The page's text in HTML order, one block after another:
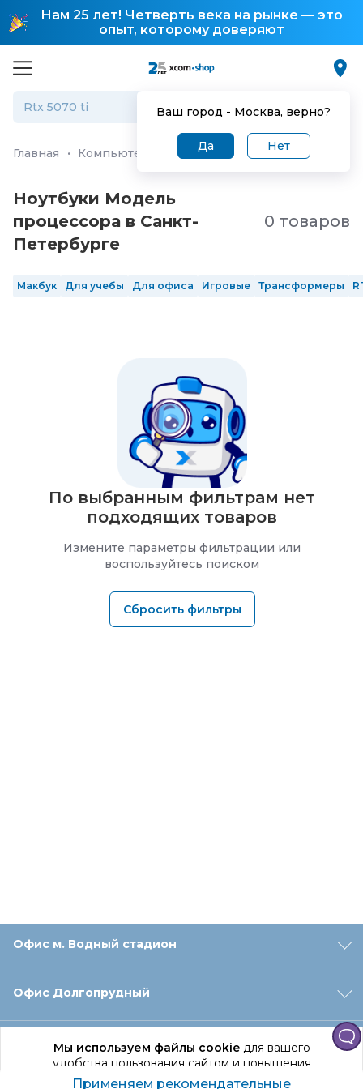
Нам 25 лет! Четверть века на рынке — это
опыт, которому доверяют
Ваш город - Москва, верно?
Да Нет
Мы используем файлы cookieдля вашего
удобства пользования сайтом и повышения
качества рекомендаций.
Главная · Компьютеры и ноутбуки Ноутбуки
Ноутбуки Модель
процессора в Санкт-
Петербургe
0 товаров
Макбук Для учебы Для офиса Игровые Трансформеры
По выбранным фильтрам нет
подходящих товаров
Измените параметры фильтрации или
воспользуйтесь поиском
Сбросить фильтры
Офис м. Водный стадион
Офис Долгопрудный
Офис Санкт‑Петербург
Применяем рекомендательные